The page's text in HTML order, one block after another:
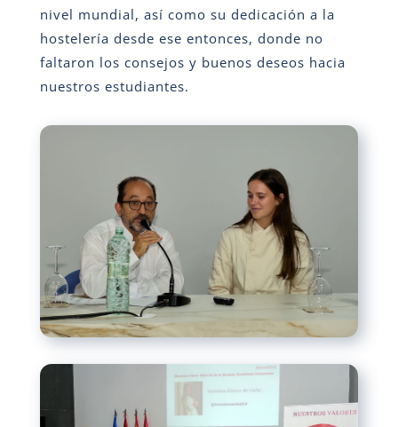
nivel mundial, así como su dedicación a la
hostelería desde ese entonces, donde no
faltaron los consejos y buenos deseos hacia
nuestros estudiantes.